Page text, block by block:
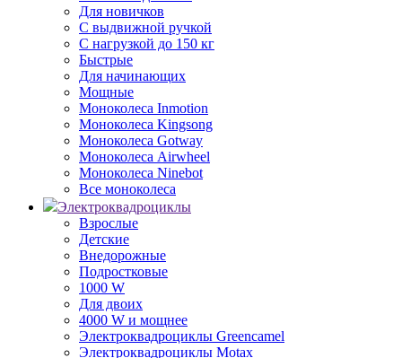
Для новичков
С выдвижной ручкой
С нагрузкой до 150 кг
Быстрые
Для начинающих
Мощные
Моноколеса Inmotion
Моноколеса Kingsong
Моноколеса Gotway
Моноколеса Airwheel
Моноколеса Ninebot
Все моноколеса
Электроквадроциклы
Взрослые
Детские
Внедорожные
Подростковые
1000 W
Для двоих
4000 W и мощнее
Электроквадроциклы Greencamel
Электроквадроциклы Motax